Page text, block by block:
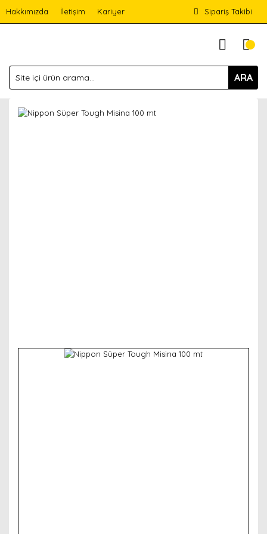
Hakkımızda İletişim Kariyer Sipariş Takibi
ARA